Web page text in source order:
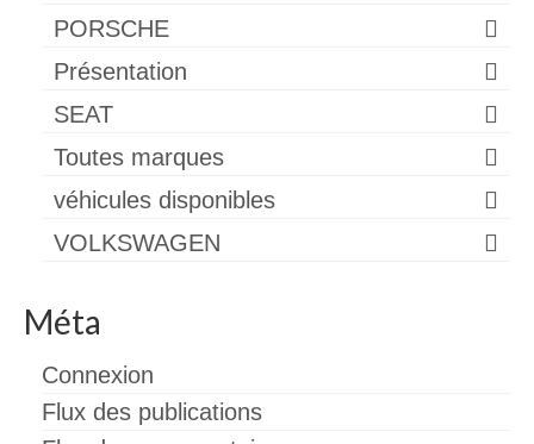
PORSCHE
Présentation
SEAT
Toutes marques
véhicules disponibles
VOLKSWAGEN
Méta
Connexion
Flux des publications